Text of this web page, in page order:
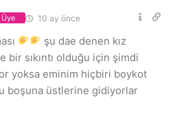
Üye 10 ay önce
şu dae denen kız
sıkıntı olduğu için şimdi
yoksa eminim hiçbiri boykot
boşuna üstlerine gidiyorlar